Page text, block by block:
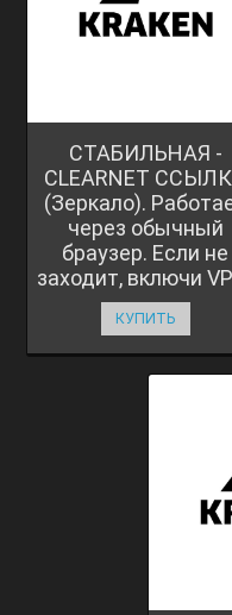
СТАБИЛЬНАЯ -
CLEARNET
(Зеркало).
через обычный
браузер. Если не
заходит, включи
КУПИТЬ